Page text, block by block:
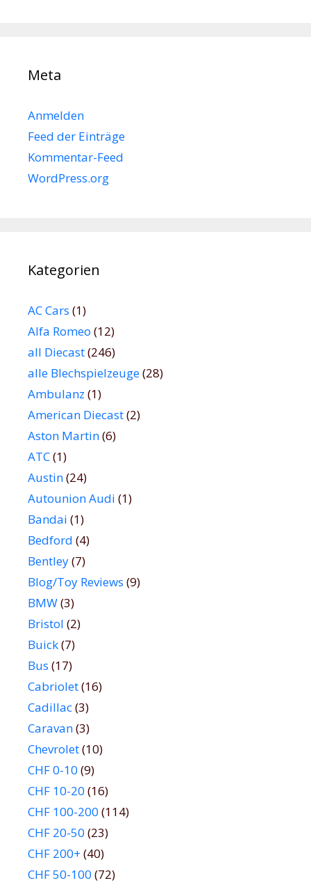
Meta
Anmelden
Feed der Einträge
Kommentar-Feed
WordPress.org
Kategorien
AC Cars (1)
Alfa Romeo (12)
all Diecast(246)
alle Blechspielzeuge(28)
Ambulanz (1)
American Diecast(2)
Aston Martin(6)
ATC(1)
Austin(24)
Autounion Audi (1)
Bandai (1)
Bedford (4)
Bentley(7)
Blog/Toy Reviews (9)
BMW(3)
Bristol (2)
Buick(7)
Bus (17)
Cabriolet(16)
Cadillac(3)
Caravan(3)
Chevrolet(10)
CHF 0-10 (9)
CHF 10-20 (16)
CHF 100-200 (114)
CHF 20-50 (23)
CHF 200+ (40)
CHF 50-100 (72)